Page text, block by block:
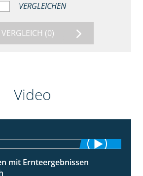
VERGLEICHEN
(0)
Video
11:01
mit Ernteergebnissen